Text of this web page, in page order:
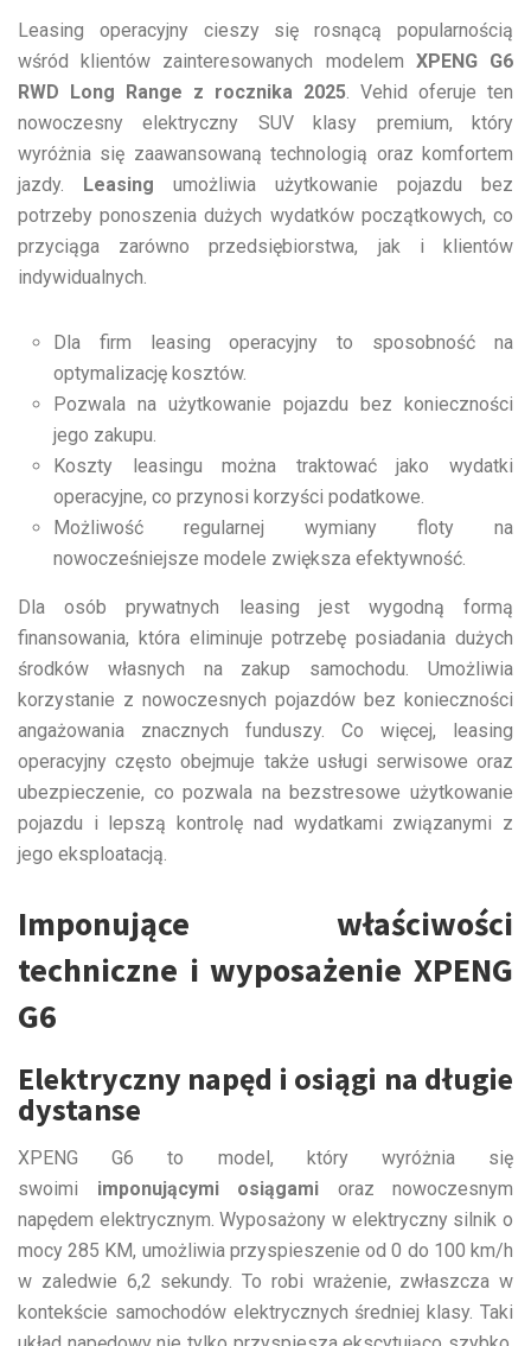
Leasing operacyjny cieszy się rosnącą popularnością
wśród klientów zainteresowanych modelem XPENG G6
RWD Long Range z rocznika 2025. Vehid oferuje ten
nowoczesny elektryczny SUV klasy premium, który
wyróżnia się zaawansowaną technologią oraz komfortem
jazdy. Leasing umożliwia użytkowanie pojazdu bez
potrzeby ponoszenia dużych wydatków początkowych, co
przyciąga zarówno przedsiębiorstwa, jak i klientów
indywidualnych.
Dla firm leasing operacyjny to sposobność na
optymalizację kosztów.
Pozwala na użytkowanie pojazdu bez konieczności
jego zakupu.
Koszty leasingu można traktować jako wydatki
operacyjne, co przynosi korzyści podatkowe.
Możliwość regularnej wymiany floty na
nowocześniejsze modele zwiększa efektywność.
Dla osób prywatnych leasing jest wygodną formą
finansowania, która eliminuje potrzebę posiadania dużych
środków własnych na zakup samochodu. Umożliwia
korzystanie z nowoczesnych pojazdów bez konieczności
angażowania znacznych funduszy. Co więcej, leasing
operacyjny często obejmuje także usługi serwisowe oraz
ubezpieczenie, co pozwala na bezstresowe użytkowanie
pojazdu i lepszą kontrolę nad wydatkami związanymi z
jego eksploatacją.
Imponujące właściwości
techniczne i wyposażenie XPENG
G6
Elektryczny napęd i osiągi na długie
dystanse
XPENG G6 to model, który wyróżnia się
swoimi imponującymi osiągami oraz nowoczesnym
napędem elektrycznym. Wyposażony w elektryczny silnik o
mocy 285 KM, umożliwia przyspieszenie od 0 do 100 km/h
w zaledwie 6,2 sekundy. To robi wrażenie, zwłaszcza w
kontekście samochodów elektrycznych średniej klasy. Taki